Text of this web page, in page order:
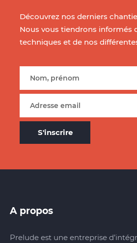
Découvrez nos derniers
Nous vous tiendrons informés
techniques et de nos
A propos
Prelude est une entreprise